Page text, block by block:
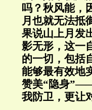
吗？秋风能，
月也就无法抵
果说山上月发
影无形，这一
的一切，包括
能够最有效地
赞美“隐身
我防卫，更让